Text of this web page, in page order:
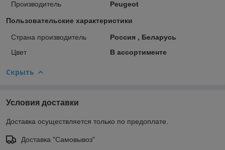
Производитель Peugeot
Пользовательские характеристики
Страна производитель
Россия , Беларусь
Цвет
В ассортименте
Скрыть
Условия доставки
Доставка осуществляется только по предоплате.
Доставка "Самовывоз"